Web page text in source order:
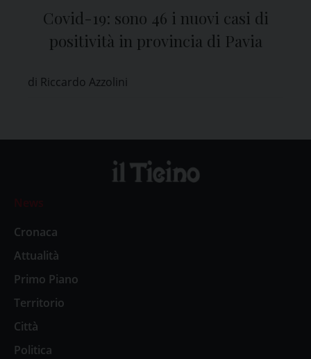
Covid-19: sono 46 i nuovi casi di
positività in provincia di Pavia
di Riccardo Azzolini
News
Cronaca
Attualità
Primo Piano
Territorio
Città
Politica